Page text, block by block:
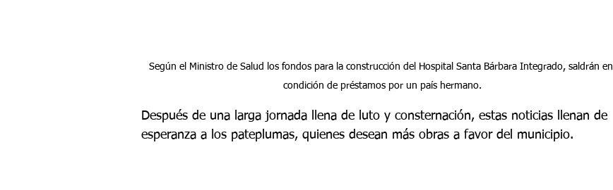
Según el Ministro de Salud los fondos para la construcción del Hospital Santa Bárbara Integrado, saldrán en
condición de préstamos por un país hermano.
Después de una larga jornada llena de luto y consternación, estas noticias llenan de
esperanza a los pateplumas, quienes desean más obras a favor del municipio.